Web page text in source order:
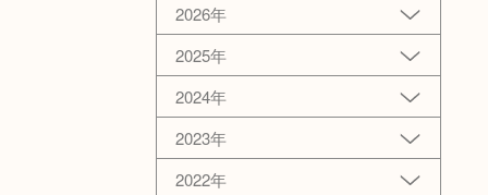
2026年
2025年
2024年
2023年
2022年